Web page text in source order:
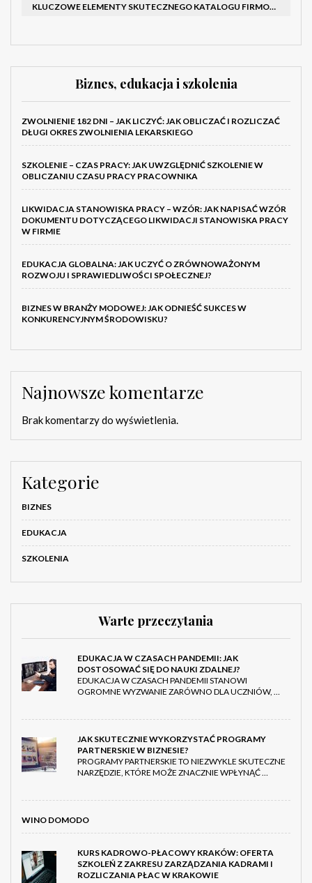
KLUCZOWE ELEMENTY SKUTECZNEGO KATALOGU FIRMOWEGO I BROSZURY
Biznes, edukacja i szkolenia
ZWOLNIENIE 182 DNI – JAK LICZYĆ: JAK OBLICZAĆ I ROZLICZAĆ
DŁUGI OKRES ZWOLNIENIA LEKARSKIEGO
SZKOLENIE – CZAS PRACY: JAK UWZGLĘDNIĆ SZKOLENIE W
OBLICZANIU CZASU PRACY PRACOWNIKA
LIKWIDACJA STANOWISKA PRACY – WZÓR: JAK NAPISAĆ WZÓR
DOKUMENTU DOTYCZĄCEGO LIKWIDACJI STANOWISKA PRACY
W FIRMIE
EDUKACJA GLOBALNA: JAK UCZYĆ O ZRÓWNOWAŻONYM
ROZWOJU I SPRAWIEDLIWOŚCI SPOŁECZNEJ?
BIZNES W BRANŻY MODOWEJ: JAK ODNIEŚĆ SUKCES W
KONKURENCYJNYM ŚRODOWISKU?
Najnowsze komentarze
Brak komentarzy do wyświetlenia.
Kategorie
BIZNES
EDUKACJA
SZKOLENIA
Warte przeczytania
EDUKACJA W CZASACH PANDEMII: JAK
DOSTOSOWAĆ SIĘ DO NAUKI ZDALNEJ?
EDUKACJA W CZASACH PANDEMII STANOWI
OGROMNE WYZWANIE ZARÓWNO DLA UCZNIÓW, …
JAK SKUTECZNIE WYKORZYSTAĆ PROGRAMY
PARTNERSKIE W BIZNESIE?
PROGRAMY PARTNERSKIE TO NIEZWYKLE SKUTECZNE
NARZĘDZIE, KTÓRE MOŻE ZNACZNIE WPŁYNĄĆ …
WINO DOMODO
KURS KADROWO-PŁACOWY KRAKÓW: OFERTA
SZKOLEŃ Z ZAKRESU ZARZĄDZANIA KADRAMI I
ROZLICZANIA PŁAC W KRAKOWIE